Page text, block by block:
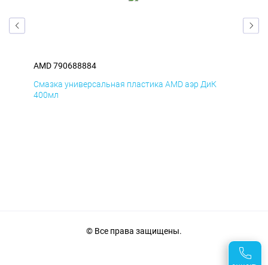
AMD 790688884
Смазка универсальная пластика AMD аэр ДиК
400мл
© Все права защищены.